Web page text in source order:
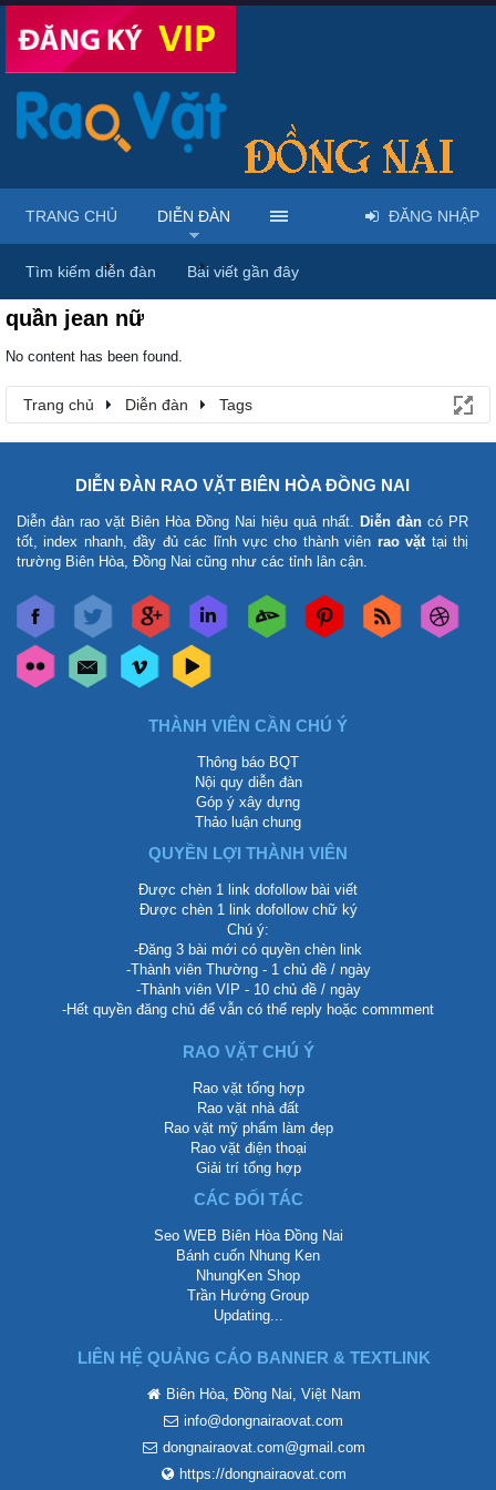
Trang chủ Diễn đàn Tags
quần jean nữ
No content has been found.
Trang chủ Diễn đàn Tags
TRANG CHỦ DIỄN ĐÀN
Tìm kiếm diễn đàn Bài viết gần đây
ĐĂNG NHẬP
DIỄN ĐÀN RAO VẶT BIÊN HÒA ĐỒNG NAI
Diễn đàn rao vặt Biên Hòa Đồng Nai hiệu quả nhất. Diễn đàn có PR
tốt, index nhanh, đầy đủ các lĩnh vực cho thành viên rao vặttại thị
trường Biên Hòa, Đồng Nai cũng như các tỉnh lân cận.
THÀNH VIÊN CẦN CHÚ Ý
Thông báo BQT
Nội quy diễn đàn
Góp ý xây dựng
Thảo luận chung
QUYỀN LỢI THÀNH VIÊN
Được chèn 1 link dofollow bài viết
Được chèn 1 link dofollow chữ ký
Chú ý:
-Đăng 3 bài mới có quyền chèn link
-Thành viên Thường - 1 chủ đề / ngày
-Thành viên VIP - 10 chủ đề / ngày
-Hết quyền đăng chủ để vẫn có thể reply hoặc commment
RAO VẶT CHÚ Ý
Rao vặt tổng hợp
Rao vặt nhà đất
Rao vặt mỹ phẩm làm đẹp
Rao vặt điện thoại
Giải trí tổng hợp
CÁC ĐỐI TÁC
Seo WEB Biên Hòa Đồng Nai
Bánh cuốn Nhung Ken
NhungKen Shop
Trần Hướng Group
Updating...
LIÊN HỆ QUẢNG CÁO BANNER & TEXTLINK
Biên Hòa, Đồng Nai, Việt Nam
info@dongnairaovat.com
dongnairaovat.com@gmail.com
https://dongnairaovat.com